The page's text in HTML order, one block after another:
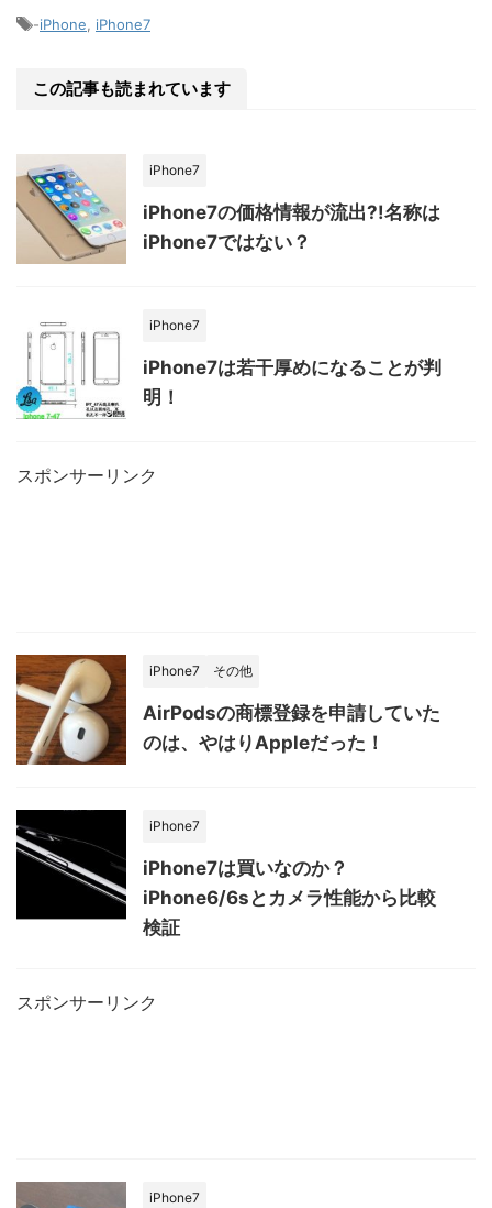
-iPhone iPhone7
この記事も読まれています
iPhone7
iPhone7の価格情報が流出?!名称は
iPhone7ではない？
iPhone7
iPhone7は若干厚めになることが判
明！
スポンサーリンク
iPhone7 その他
AirPodsの商標登録を申請していた
のは、やはりAppleだった！
iPhone7
iPhone7は買いなのか？
iPhone6/6sとカメラ性能から比較
検証
スポンサーリンク
iPhone7